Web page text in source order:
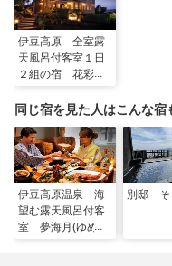
伊豆高原 全室露
天風呂付客室１日
２組の宿 花彩亭
同じ宿を見た人はこんな宿
伊豆高原温泉 海
望む露天風呂付客
室 夢海月(ゆめみ
別邸 そ